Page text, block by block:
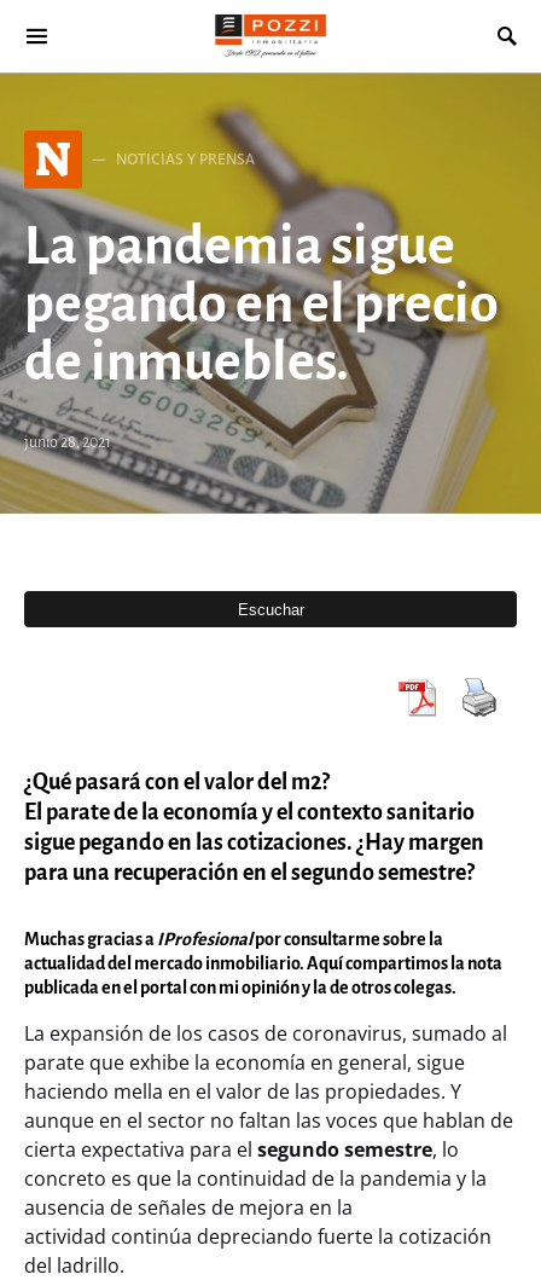
Search for:
N NOTICIAS Y PRENSA
La pandemia sigue
pegando en el precio
de inmuebles.
junio 28, 2021
¿Qué pasará con el valor del m2?
El parate de la economía y el contexto sanitario
sigue pegando en las cotizaciones. ¿Hay margen
para una recuperación en el segundo semestre?
Muchas gracias aIProfesionalpor consultarme sobre la
actualidad del mercado inmobiliario. Aquí compartimos la nota
publicada en el portal con mi opinión y la de otros colegas.
La expansión de los casos de coronavirus, sumado al
parate que exhibe la economía en general, sigue
haciendo mella en el valor de las propiedades. Y
aunque en el sector no faltan las voces que hablan de
cierta expectativa para el segundo semestre, lo
concreto es que la continuidad de la pandemia y la
ausencia de señales de mejora en la
actividad continúa depreciando fuerte la cotización
del ladrillo.